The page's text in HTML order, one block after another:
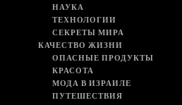
НАУКА
ТЕХНОЛОГИИ
СЕКРЕТЫ МИРА
КАЧЕСТВО ЖИЗНИ
ОПАСНЫЕ ПРОДУКТЫ
КРАСОТА
МОДА В ИЗРАИЛЕ
ПУТЕШЕСТВИЯ